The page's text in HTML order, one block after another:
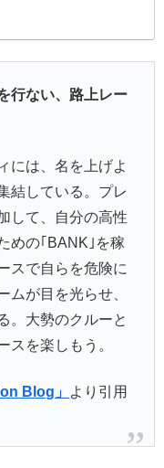
行ない、路上レー
には、名を上げよ
結している。プレ
して、自分の高性
めの｢BANK｣を稼
スで自らを危険に
ムが目を光らせ、
。大勢のクルーと
スを楽しもう。
Blog」 より引用